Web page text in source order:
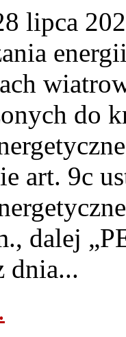
lipca
do
art. 9c
dalej
dnia...